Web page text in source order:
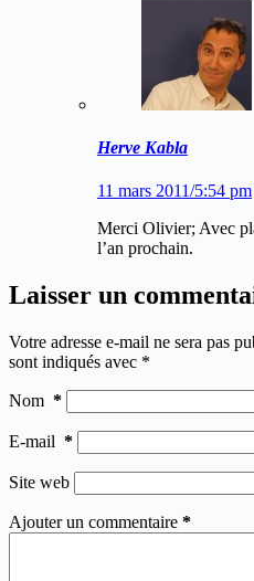
Herve Kabla
11 mars 2011/5:54 pm
Merci Olivier; Avec
l’an prochain.
Laisser un
Votre adresse e-mail ne sera pas
sont indiqués avec *
Nom *
E-mail *
Site web
Ajouter un commentaire *